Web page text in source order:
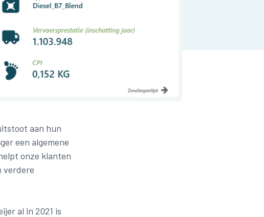
aan hun
een algemene
onze klanten
verdere
al in 2021 is